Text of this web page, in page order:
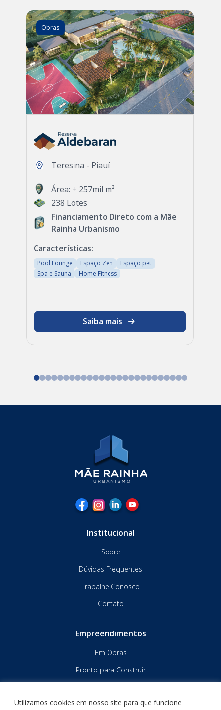
Utilizamos cookies em nosso site para que funcione
Obras
Teresina - Piauí
Área: + 257mil m²
238 Lotes
Financiamento Direto com a Mãe
Rainha Urbanismo
Características:
Pool Lounge Espaço Zen
Espaço pet
Spa e Sauna
Home Fitness
Saiba mais
Institucional
Sobre
Dúvidas Frequentes
Trabalhe Conosco
Contato
Empreendimentos
Em Obras
Pronto para Construir
Central de Relacionamento